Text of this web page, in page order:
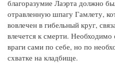
благоразумие Лаэрта должно
отравленную шпагу Гамлету,
вовлечен в гибельный круг,
влечется к смерти. Необходимо
враги сами по себе, но по
схватке на кладбище.